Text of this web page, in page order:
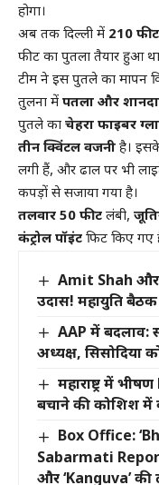
होगा।
अब तक दिल्ली में 210 फीट
फीट का पुतला तैयार हुआ
टीम ने इस पुतले का मापन
तुलना में पतला और
पुतले का चेहरा फाइबर
तीन क्विंटल वजनी है।
लगी हैं, और ढाल पर भी
कपड़ों से सजाया गया है।
तलवार 50 फीट लंबी,
कंट्रोल पॉइंट फिट किए गए
Amit Shah
उदास! महायुति बैठक
AAP में बदलाव:
अध्यक्ष, सिसोदिया
महाराष्ट्र में
बचाने की कोशिश में
Box Office:
Sabarmati
और ‘Kanguva’ की